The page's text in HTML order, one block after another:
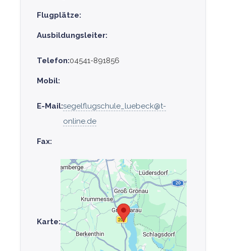
Flugplätze:
Ausbildungsleiter:
Telefon:04541-891856
Mobil:
E-Mail:segelflugschule_luebeck@t-
online.de
Fax:
Karte: